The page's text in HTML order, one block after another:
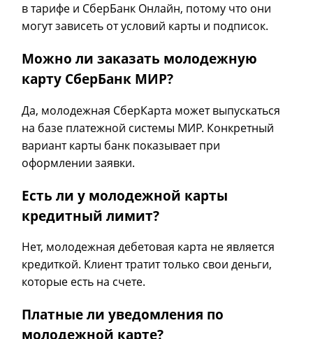
в тарифе и СберБанк Онлайн, потому что они
могут зависеть от условий карты и подписок.
Можно ли заказать молодежную
карту СберБанк МИР?
Да, молодежная СберКарта может выпускаться
на базе платежной системы МИР. Конкретный
вариант карты банк показывает при
оформлении заявки.
Есть ли у молодежной карты
кредитный лимит?
Нет, молодежная дебетовая карта не является
кредиткой. Клиент тратит только свои деньги,
которые есть на счете.
Платные ли уведомления по
молодежной карте?